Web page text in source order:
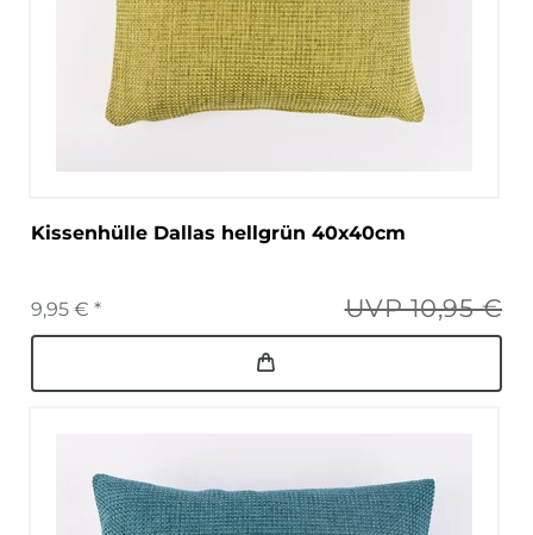
Kissenhülle Dallas hellgrün 40x40cm
UVP 10,95 €
9,95 € *